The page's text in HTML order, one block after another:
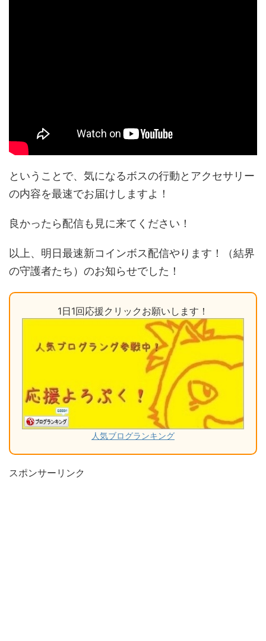
ということで、気になるボスの行動とアクセサリー
の内容を最速でお届けしますよ！
良かったら配信も見に来てください！
以上、明日最速新コインボス配信やります！（結界
の守護者たち）のお知らせでした！
1日1回応援クリックお願いします！
人気ブログランキング
スポンサーリンク